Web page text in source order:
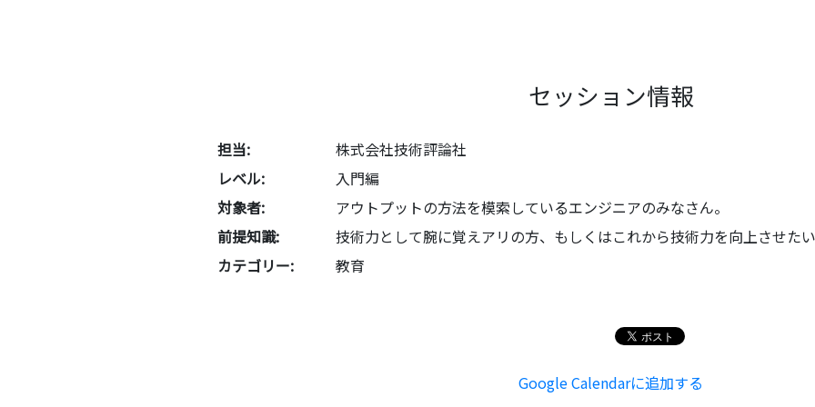
セッション情報
担当:
株式会社技術評論社
レベル:
入門編
対象者:
アウトプットの方法を模索しているエンジニアのみなさん。
前提知識:
技術力として腕に覚えアリの方、もしくはこれから技術力を向上させた
カテゴリー:
教育
Google Calendarに追加する